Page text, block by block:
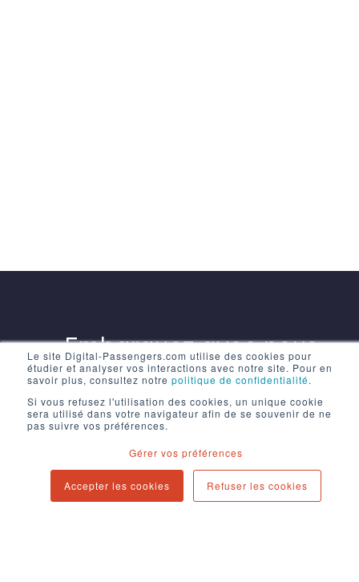
Le site Digital-Passengers.com utilise des cookies pour
étudier et analyser vos interactions avec notre site. Pour en
savoir plus, consultez notre politique de confidentialité.
Si vous refusez l'utilisation des cookies, un unique cookie
sera utilisé dans votre navigateur afin de se souvenir de ne
pas suivre vos préférences.
Gérer vos préférences
Accepter les cookies Refuser les cookies
Embarquez avec nous
Discutons de votre projet ensemble pour
comment nous pouvons vous aider.